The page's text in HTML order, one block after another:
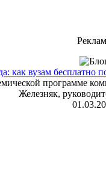
как вузам бесплатно
программе
Железняк,